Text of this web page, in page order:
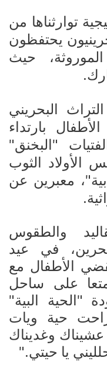
توارثناها من
يحتفظون
حيث
البحريني
بارتداء
"البخنق"
الأولاد الثوب
معبرين عن
والطقوس
في عيد
الأطفال مع
على ساحل
"الحية البية"
حية ويات
وغديناك
يا حيتي".